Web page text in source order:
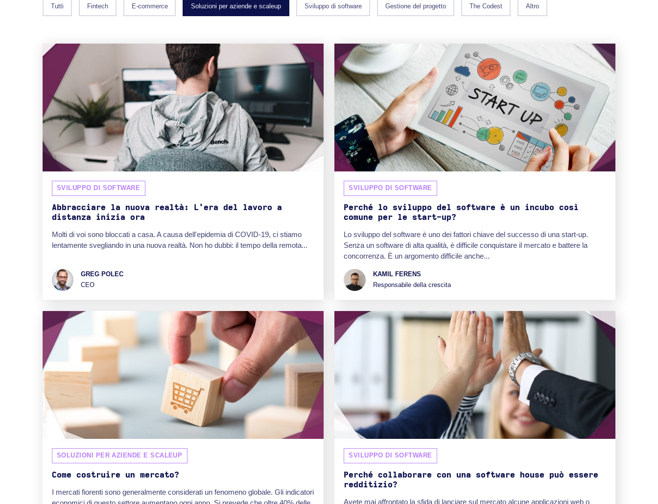
Tutti Fintech E-commerce Soluzioni per aziende e scaleup Sviluppo di software Gestione del progetto The Codest Altro
SVILUPPO DI SOFTWARE
Abbracciare la nuova realtà: L'era del lavoro a
distanza inizia ora
Molti di voi sono bloccati a casa. A causa dell'epidemia di COVID-19, ci stiamo
lentamente svegliando in una nuova realtà. Non ho dubbi: il tempo della remota...
GREG POLEC
CEO
SVILUPPO DI SOFTWARE
Perché lo sviluppo del software è un incubo così
comune per le start-up?
Lo sviluppo del software è uno dei fattori chiave del successo di una start-up.
Senza un software di alta qualità, è difficile conquistare il mercato e battere la
concorrenza. È un argomento difficile anche...
KAMIL FERENS
Responsabile della crescita
SOLUZIONI PER AZIENDE E SCALEUP
Come costruire un mercato?
I mercati fiorenti sono generalmente considerati un fenomeno globale. Gli indicatori
SVILUPPO DI SOFTWARE
Perché collaborare con una software house può essere
redditizio?
Avete mai affrontato la sfida di lanciare sul mercato alcune applicazioni web o